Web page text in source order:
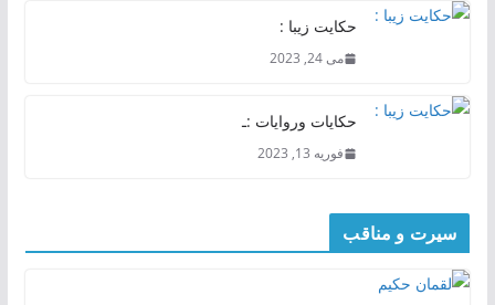
حکایت زیبا :
می 24, 2023
حکایات وروایات :ـ
فوریه 13, 2023
سیرت و مناقب